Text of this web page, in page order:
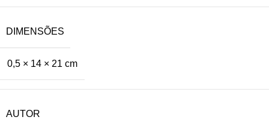
DIMENSÕES
0,5 × 14 × 21 cm
AUTOR